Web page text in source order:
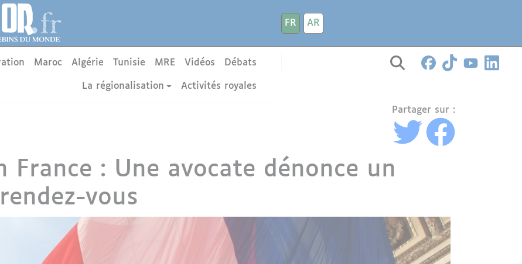
FR
AR
Maroc Algérie Tunisie MRE Vidéos Débats
La régionalisation Activités royales
Partager sur :
France : Une avocate dénonce un
vous